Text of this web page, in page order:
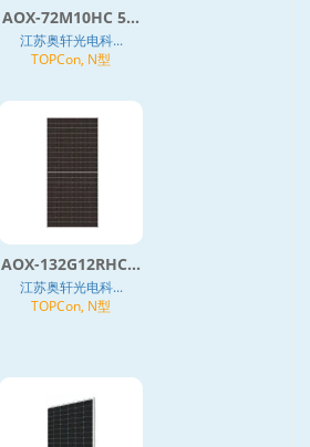
AOX-72M10HC 5...
江苏奥轩光电科...
TOPCon, N型
AOX-132G12RHC...
江苏奥轩光电科...
TOPCon, N型